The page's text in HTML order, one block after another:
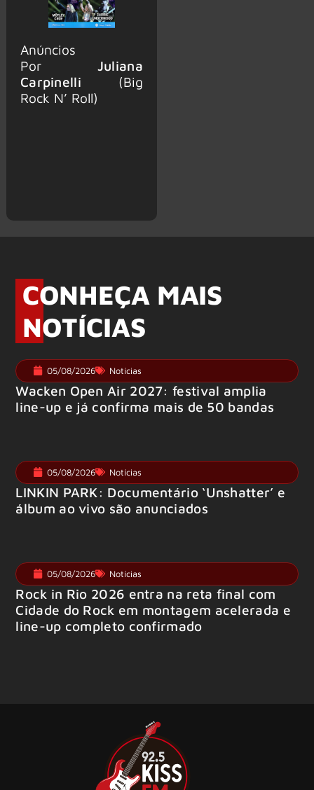
Anúncios
Por Juliana
Carpinelli (Big
Rock N’ Roll)
CONHEÇA MAIS
NOTÍCIAS
05/08/2026 Notícias
Wacken Open Air 2027: festival amplia
line-up e já confirma mais de 50 bandas
05/08/2026 Notícias
LINKIN PARK: Documentário ‘Unshatter’ e
álbum ao vivo são anunciados
05/08/2026 Notícias
Rock in Rio 2026 entra na reta final com
Cidade do Rock em montagem acelerada e
line-up completo confirmado